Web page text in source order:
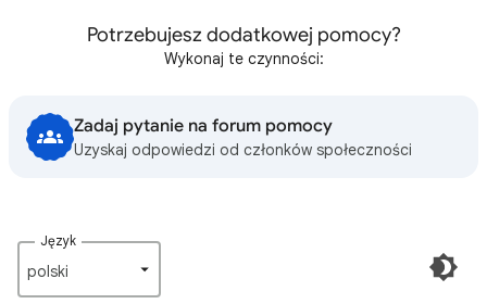
Potrzebujesz dodatkowej pomocy?
Wykonaj te czynności:
Zadaj pytanie na forum pomocy
Uzyskaj odpowiedzi od członków społeczności
Język
polski‎